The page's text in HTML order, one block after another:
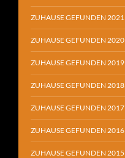
ZUHAUSE GEFUNDEN 2021
ZUHAUSE GEFUNDEN 2020
ZUHAUSE GEFUNDEN 2019
ZUHAUSE GEFUNDEN 2018
ZUHAUSE GEFUNDEN 2017
ZUHAUSE GEFUNDEN 2016
ZUHAUSE GEFUNDEN 2015